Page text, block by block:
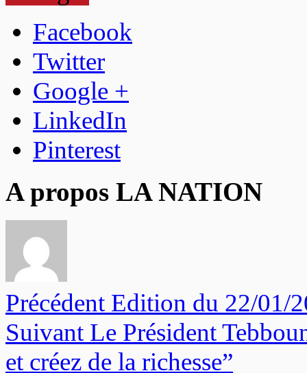
Facebook
Twitter
Google +
LinkedIn
Pinterest
A propos LA NATION
Précédent Edition du 22/01/
Suivant Le Président
et créez de la richesse”